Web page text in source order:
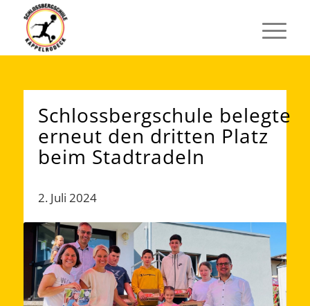
Schlossbergschule belegte
erneut den dritten Platz
beim Stadtradeln
2. Juli 2024